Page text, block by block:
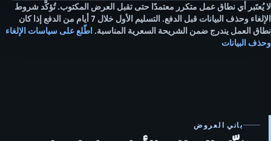
لا يُعتَبر أي نطاق عمل متكرر معتمدًا حتى تقبل العرض المكتوب. تُؤكَّد شروط
الإلغاء وحذف البيانات قبل الدفع. التسليم الأول خلال 7 أيام من الدفع إذا كان
نطاق العمل يندرج ضمن الشريحة السعرية المناسبة. اطّلع على سياسات الإلغاء
وحذف البيانات
باني العروض